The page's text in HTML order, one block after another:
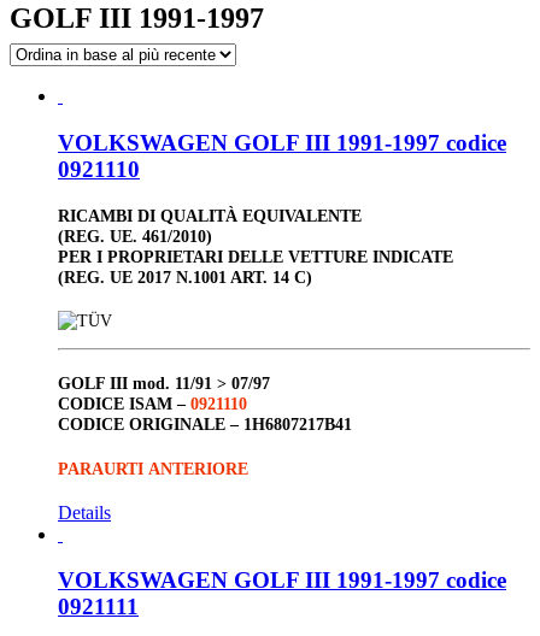
GOLF III 1991-1997
VOLKSWAGEN GOLF III 1991-1997 codice
0921110
RICAMBI DI QUALITÀ EQUIVALENTE
(REG. UE. 461/2010)
PER I PROPRIETARI DELLE VETTURE INDICATE
(REG. UE 2017 N.1001 ART. 14 C)
GOLF III mod. 11/91 > 07/97
CODICE ISAM – 0921110
CODICE ORIGINALE – 1H6807217B41
PARAURTI ANTERIORE
Details
VOLKSWAGEN GOLF III 1991-1997 codice
0921111